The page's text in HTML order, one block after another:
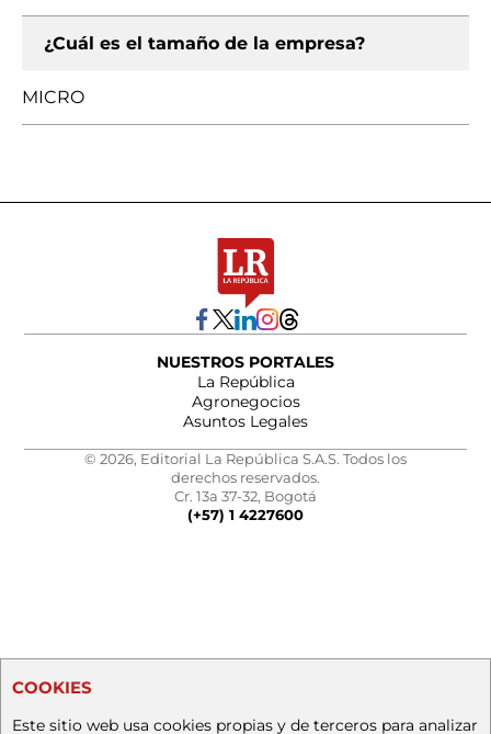
¿Cuál es el tamaño de la empresa?
MICRO
NUESTROS PORTALES
La República
Agronegocios
Asuntos Legales
© 2026, Editorial La República S.A.S. Todos los
derechos reservados.
Cr. 13a 37-32, Bogotá
(+57) 1 4227600
COOKIES
Este sitio web usa cookies propias y de terceros para analizar